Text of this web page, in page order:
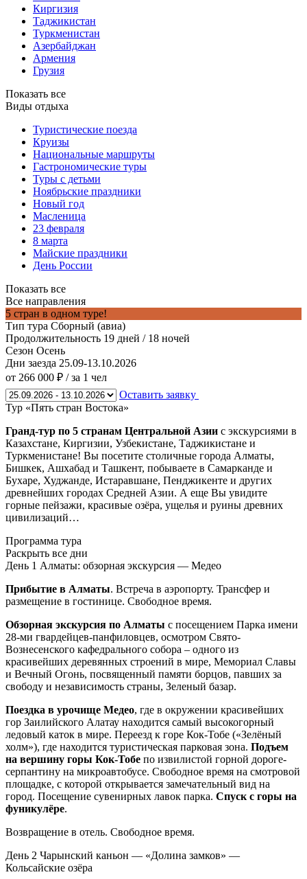
Киргизия
Таджикистан
Туркменистан
Азербайджан
Армения
Грузия
Показать все
Виды отдыха
Туристические поезда
Круизы
Национальные маршруты
Гастрономические туры
Туры с детьми
Ноябрьские праздники
Новый год
Масленица
23 февраля
8 марта
Майские праздники
День России
Показать все
Все направления
5 стран в одном туре!
Тип тура Сборный (авиа)
Продолжительность 19 дней / 18 ночей
Сезон Осень
Дни заезда 25.09-13.10.2026
от 266 000 ₽ / за 1 чел
Оставить заявку
Тур «Пять стран Востока»
Гранд-тур по 5 странам Центральной Азии с экскурсиями в
Казахстане, Киргизии, Узбекистане, Таджикистане и
Туркменистане! Вы посетите столичные города Алматы,
Бишкек, Ашхабад и Ташкент, побываете в Самарканде и
Бухаре, Худжанде, Истаравшане, Пенджикенте и других
древнейших городах Средней Азии. А еще Вы увидите
горные пейзажи, красивые озёра, ущелья и руины древних
цивилизаций…
Программа тура
Раскрыть все дни
День 1 Алматы: обзорная экскурсия — Медео
Прибытие в Алматы. Встреча в аэропорту. Трансфер и
размещение в гостинице. Свободное время.
Обзорная экскурсия по Алматы с посещением Парка имени
28-ми гвардейцев-панфиловцев, осмотром Свято-
Вознесенского кафедрального собора – одного из
красивейших деревянных строений в мире, Мемориал Славы
и Вечный Огонь, посвященный памяти борцов, павших за
свободу и независимость страны, Зеленый базар.
Поездка в урочище Медео, где в окружении красивейших
гор Заилийского Алатау находится самый высокогорный
ледовый каток в мире. Переезд к горе Кок-Тобе («Зелёный
холм»), где находится туристическая парковая зона. Подъем
на вершину горы Кок-Тобе по извилистой горной дороге-
серпантину на микроавтобусе. Свободное время на смотровой
площадке, с которой открывается замечательный вид на
город. Посещение сувенирных лавок парка. Спуск с горы на
фуникулёре.
Возвращение в отель. Свободное время.
День 2 Чарынский каньон — «Долина замков» —
Кольсайские озёра